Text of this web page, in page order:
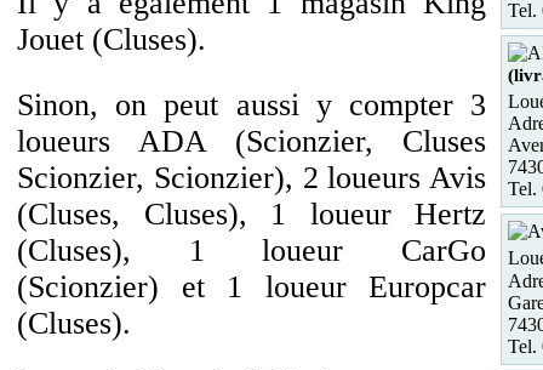
Jouet (Cluses).
Sinon, on peut aussi y compter 3
loueurs ADA (Scionzier, Cluses
Scionzier, Scionzier), 2 loueurs Avis
(Cluses, Cluses), 1 loueur Hertz
(Cluses), 1 loueur CarGo
(Scionzier) et 1 loueur Europcar
(Cluses).
Tel.
Tel.
Tel.